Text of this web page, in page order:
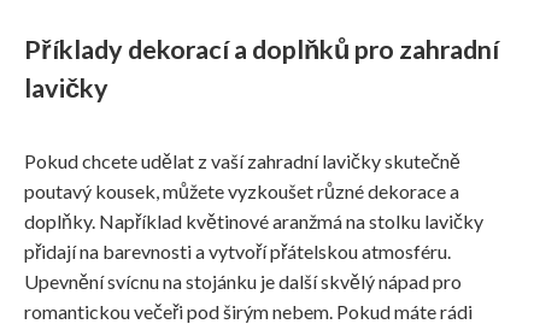
Příklady dekorací a doplňků pro zahradní
lavičky
Pokud chcete udělat z vaší zahradní lavičky skutečně
poutavý kousek, můžete vyzkoušet různé dekorace a
doplňky. Například květinové aranžmá na stolku lavičky
přidají na barevnosti a vytvoří přátelskou atmosféru.
Upevnění svícnu na stojánku je další skvělý nápad pro
romantickou večeři pod širým nebem. Pokud máte rádi